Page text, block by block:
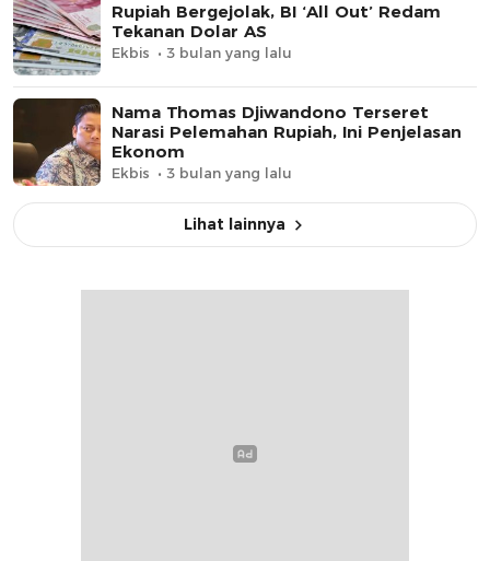
Rupiah Bergejolak, BI ‘All Out’ Redam
Tekanan Dolar AS
Ekbis 3 bulan yang lalu
Nama Thomas Djiwandono Terseret
Narasi Pelemahan Rupiah, Ini Penjelasan
Ekonom
Ekbis 3 bulan yang lalu
Lihat lainnya